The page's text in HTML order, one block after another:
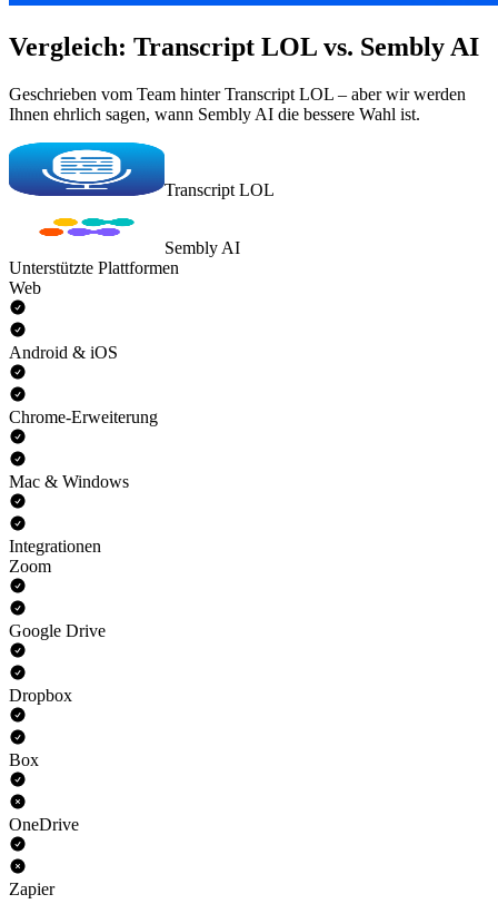
Vergleich: Transcript LOL vs. Sembly AI
Geschrieben vom Team hinter Transcript LOL – aber wir werden
Ihnen ehrlich sagen, wann Sembly AI die bessere Wahl ist.
Transcript LOL
Sembly AI
Unterstützte Plattformen
Web
Android & iOS
Chrome-Erweiterung
Mac & Windows
Integrationen
Zoom
Google Drive
Dropbox
Box
OneDrive
Zapier